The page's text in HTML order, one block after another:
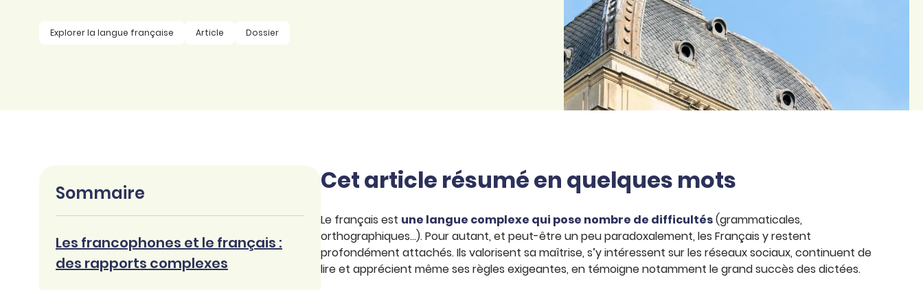
ouvrages
Explorer la langue française Article Dossier
Sommaire
Les francophones et le français :
des rapports complexes
Cet article résumé en quelques mots
Le français est une langue complexe qui pose nombre de difficultés(grammaticales,
orthographiques…). Pour autant, et peut-être un peu paradoxalement, les Français y restent
profondément attachés. Ils valorisent sa maîtrise, s’y intéressent sur les réseaux sociaux, continuent de
lire et apprécient même ses règles exigeantes, en témoigne notamment le grand succès des dictées.